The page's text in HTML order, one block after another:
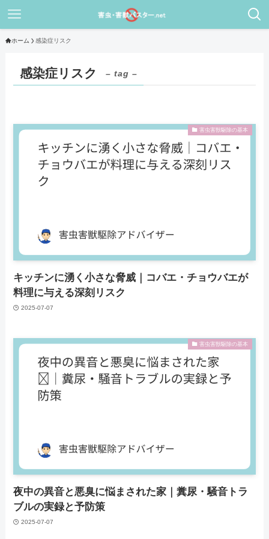
ホーム 感染症リスク
感染症リスク – tag –
害虫害獣駆除の基本
キッチンに湧く小さな脅威｜コバエ・チョウバエが
料理に与える深刻リスク
2025-07-07
害虫害獣駆除の基本
夜中の異音と悪臭に悩まされた家️｜糞尿・騒音トラ
ブルの実録と予防策
2025-07-07